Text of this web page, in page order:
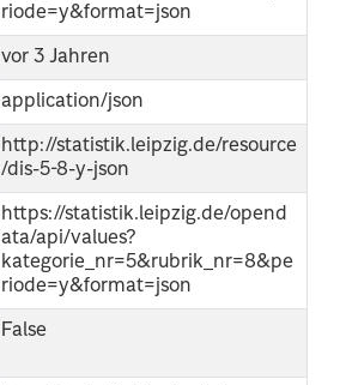
riode=y&format=json
vor 3 Jahren
application/json
http://statistik.leipzig.de/resource
/dis-5-8-y-json
https://statistik.leipzig.de/opend
ata/api/values?
kategorie_nr=5&rubrik_nr=8&pe
riode=y&format=json
False